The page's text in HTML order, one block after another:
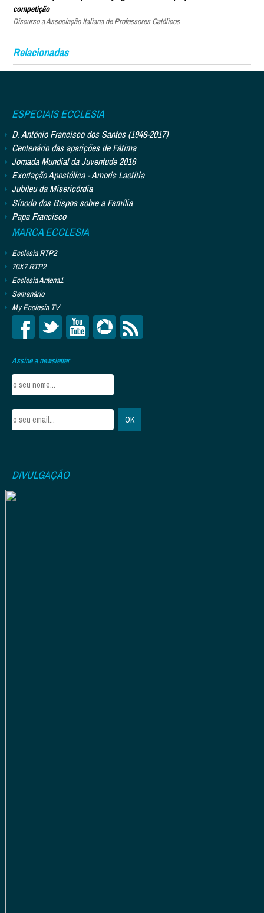
competição
Discurso a Associação Italiana de Professores Católicos
Relacionadas
ESPECIAIS ECCLESIA
D. António Francisco dos Santos (1948-2017)
Centenário das aparições de Fátima
Jornada Mundial da Juventude 2016
Exortação Apostólica - Amoris Laetitia
Jubileu da Misericórdia
Sínodo dos Bispos sobre a Família
Papa Francisco
MARCA ECCLESIA
Ecclesia RTP2
70X7 RTP2
Ecclesia Antena1
Semanário
My Ecclesia TV
Assine a newsletter
DIVULGAÇÃO